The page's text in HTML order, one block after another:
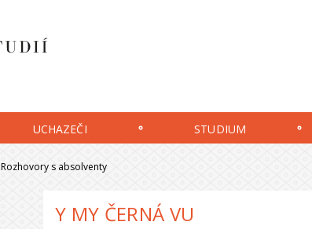
UCHAZEČI STUDIUM
Rozhovory s absolventy
Y MY ČERNÁ VU